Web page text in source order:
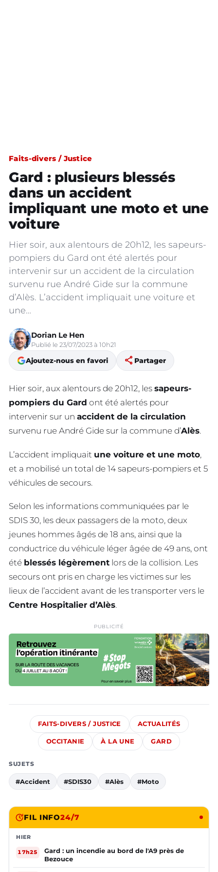
Faits-divers / Justice
Gard : plusieurs blessés
dans un accident
impliquant une moto et une
voiture
Hier soir, aux alentours de 20h12, les sapeurs-
pompiers du Gard ont été alertés pour
intervenir sur un accident de la circulation
survenu rue André Gide sur la commune
d’Alès. L’accident impliquait une voiture et
une…
Dorian Le Hen
Publié le 23/07/2023 à 10h21
Ajoutez-nous en favori share Partager
Hier soir, aux alentours de 20h12, les sapeurs-
pompiers du Gard ont été alertés pour
intervenir sur un accident de la circulation
survenu rue André Gide sur la commune d’Alès.
L’accident impliquait une voiture et une moto,
et a mobilisé un total de 14 sapeurs-pompiers et 5
véhicules de secours.
Selon les informations communiquées par le
SDIS 30, les deux passagers de la moto, deux
jeunes hommes âgés de 18 ans, ainsi que la
conductrice du véhicule léger âgée de 49 ans, ont
été blessés légèrement lors de la collision. Les
secours ont pris en charge les victimes sur les
lieux de l’accident avant de les transporter vers le
Centre Hospitalier d’Alès.
PUBLICITÉ
FAITS-DIVERS / JUSTICE ACTUALITÉS
OCCITANIE À LA UNE GARD
SUJETS
#Accident #SDIS30 #Alès #Moto
FIL INFO24/7
HIER
17h25
Gard : un incendie au bord de l'A9 près de
Bezouce